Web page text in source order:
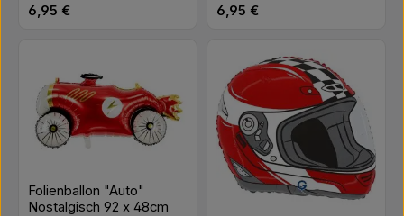
Regulärer Preis:
6,95 € Regulärer Preis:
6,95 €
Folienballon "Auto"
Nostalgisch 92 x 48cm